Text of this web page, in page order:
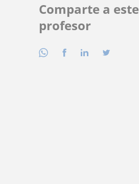
Comparte a este
profesor